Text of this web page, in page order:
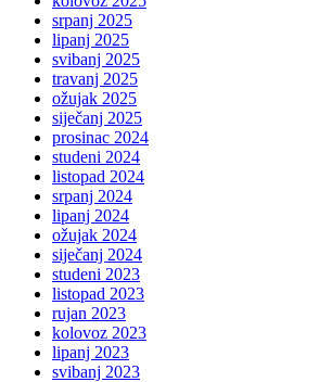
srpanj 2025
lipanj 2025
svibanj 2025
travanj 2025
ožujak 2025
siječanj 2025
prosinac 2024
studeni 2024
listopad 2024
srpanj 2024
lipanj 2024
ožujak 2024
siječanj 2024
studeni 2023
listopad 2023
rujan 2023
kolovoz 2023
lipanj 2023
svibanj 2023